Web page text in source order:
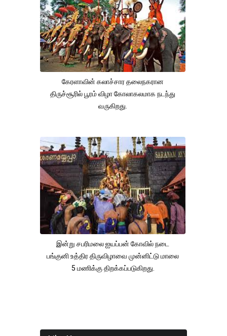
கேரளாவின் கலாச்சார தலைநகரான
திருச்சூரில் பூரம் விழா கோலாகலமாக நடந்து
வருகிறது.
இன்று சபரிமலை ஐயப்பன் கோவில் நடை
பங்குனி உத்திர திருவிழாவை முன்னிட்டு மாலை
5 மணிக்கு திறக்கப்படுகிறது.